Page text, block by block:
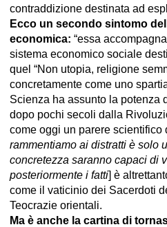
contraddizione destinata ad
Ecco un secondo sintomo
economica: “essa
sistema economico sociale
quel “Non utopia, religione
concretamente come uno
Scienza ha assunto la potenza
dopo pochi secoli dalla
come oggi un parere scientifico
rammentiamo ai distratti è solo
concretezza saranno capaci di
posteriormente i fatti] è
come il vaticinio dei Sacerdoti
Teocrazie orientali.
Ma è anche la cartina di